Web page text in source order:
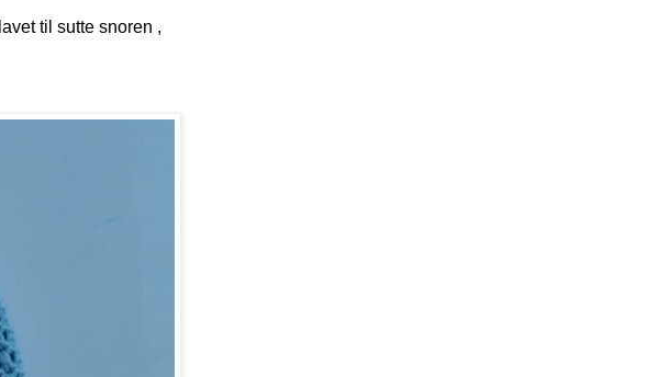
til sutte snoren ,